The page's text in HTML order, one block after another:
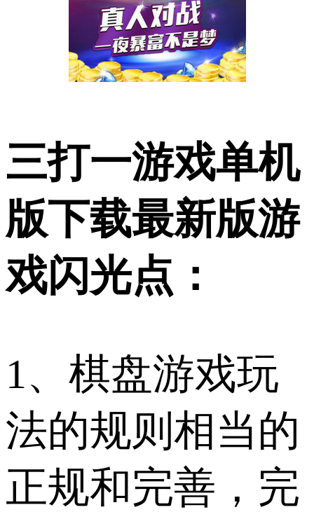
三打一游戏单机
版下载最新版游
戏闪光点：
1、棋盘游戏玩
法的规则相当的
正规和完善，完